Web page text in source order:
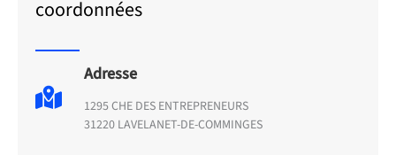
coordonnées
Adresse
1295 CHE DES ENTREPRENEURS
31220 LAVELANET-DE-COMMINGES